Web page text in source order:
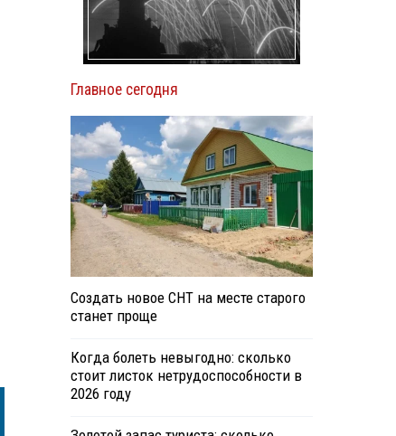
Главное сегодня
Создать новое СНТ на месте старого
станет проще
Когда болеть невыгодно: сколько
стоит листок нетрудоспособности в
2026 году